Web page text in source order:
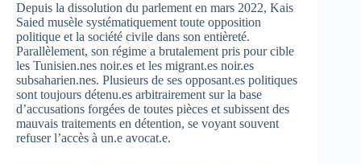
Depuis la dissolution du parlement en mars 2022, Kais
Saied musèle systématiquement toute opposition
politique et la société civile dans son entièreté.
Parallèlement, son régime a brutalement pris pour cible
les Tunisien.nes noir.es et les migrant.es noir.es
subsaharien.nes. Plusieurs de ses opposant.es politiques
sont toujours détenu.es arbitrairement sur la base
d’accusations forgées de toutes pièces et subissent des
mauvais traitements en détention, se voyant souvent
refuser l’accès à un.e avocat.e.